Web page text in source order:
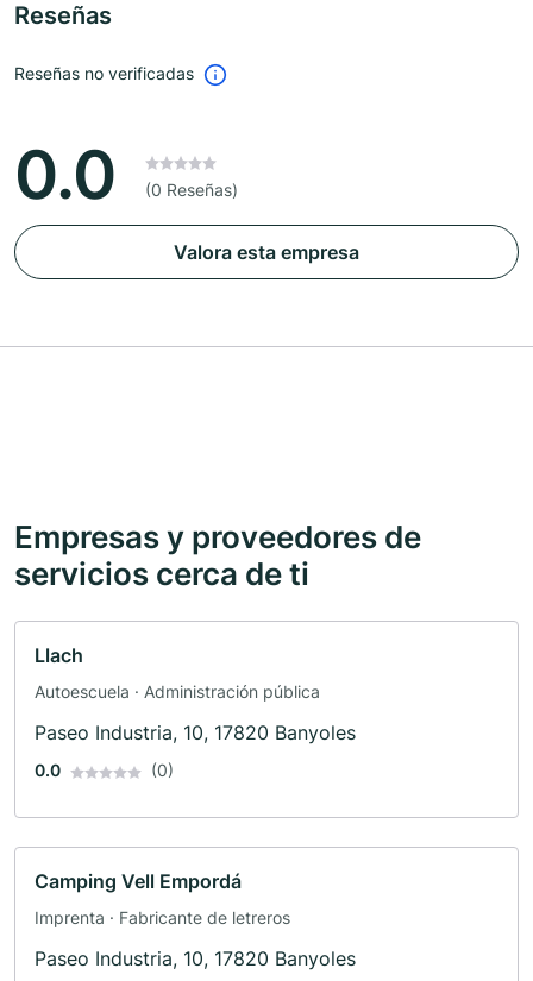
Reseñas
Reseñas no verificadas
0.0 (0 Reseñas)
Valora esta empresa
Empresas y proveedores de
servicios cerca de ti
Llach
Autoescuela · Administración pública
Paseo Industria, 10, 17820 Banyoles
0.0 (0)
Camping Vell Empordá
Imprenta · Fabricante de letreros
Paseo Industria, 10, 17820 Banyoles